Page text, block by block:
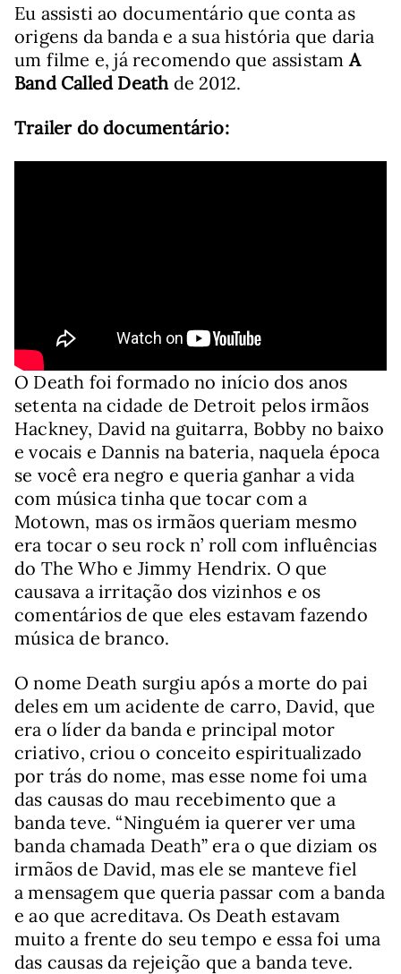
Eu assisti ao documentário que conta as
origens da banda e a sua história que daria
um filme e, já recomendo que assistam A
Band Called Deathde 2012.
Trailer do documentário:
O Death foi formado no início dos anos
setenta na cidade de Detroit pelos irmãos
Hackney, David na guitarra, Bobby no baixo
e vocais e Dannis na bateria, naquela época
se você era negro e queria ganhar a vida
com música tinha que tocar com a
Motown, mas os irmãos queriam mesmo
era tocar o seu rock n’ roll com influências
do The Who e Jimmy Hendrix. O que
causava a irritação dos vizinhos e os
comentários de que eles estavam fazendo
música de branco.
O nome Death surgiu após a morte do pai
deles em um acidente de carro, David, que
era o líder da banda e principal motor
criativo, criou o conceito espiritualizado
por trás do nome, mas esse nome foi uma
das causas do mau recebimento que a
banda teve. “Ninguém ia querer ver uma
banda chamada Death” era o que diziam os
irmãos de David, mas ele se manteve fiel
a mensagem que queria passar com a banda
e ao que acreditava. Os Death estavam
muito a frente do seu tempo e essa foi uma
das causas da rejeição que a banda teve.